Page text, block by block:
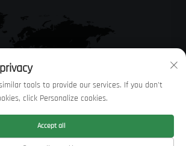
© Sichuan Huaxi Trading Co., LTD —Política de
tools to provide our services. If you don't
click Personalize cookies.
Accept all